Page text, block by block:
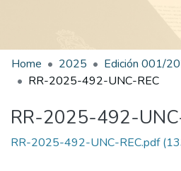
Home 2025
RR-2025-492-UNC-REC
RR-2025-492-
RR-2025-492-UNC-REC.pdf